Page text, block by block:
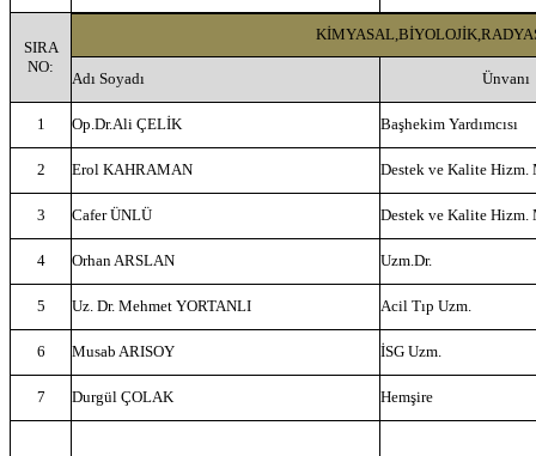
SIRA
NO:
Adı Soyadı Ünvanı
1 Op.Dr.Ali ÇELİK Başhekim Yardımcısı
2 Erol KAHRAMAN Destek ve Kalite Hizm.
3 Cafer ÜNLÜ Destek ve Kalite Hizm.
4 Orhan ARSLAN Uzm.Dr.
5 Uz. Dr. Mehmet YORTANLI Acil Tıp Uzm.
6 Musab ARISOY İSG Uzm.
7 Durgül ÇOLAK Hemşire